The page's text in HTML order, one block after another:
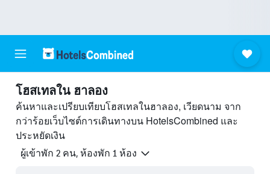
โฮสเทลใน ฮาลอง
ค้นหาและเปรียบเทียบโฮสเทลในฮาลอง, เวียดนาม จาก
กว่าร้อยเว็บไซต์การเดินทางบน HotelsCombined และ
ประหยัดเงิน
ผู้เข้าพัก 2 คน, ห้องพัก 1 ห้อง